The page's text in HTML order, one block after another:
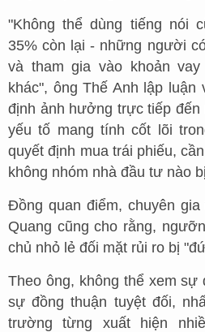
"Không thể dùng tiếng nói
35% còn lại - những người
và tham gia vào khoản
khác", ông Thế Anh lập luận
định ảnh hưởng trực tiếp
yếu tố mang tính cốt lõi
quyết định mua trái phiếu,
không nhóm nhà đầu tư nào
Đồng quan điểm, chuyên
Quang cũng cho rằng,
chủ nhỏ lẻ đối mặt rủi ro bị
Theo ông, không thể xem sự
sự đồng thuận tuyệt đối,
trường từng xuất hiện